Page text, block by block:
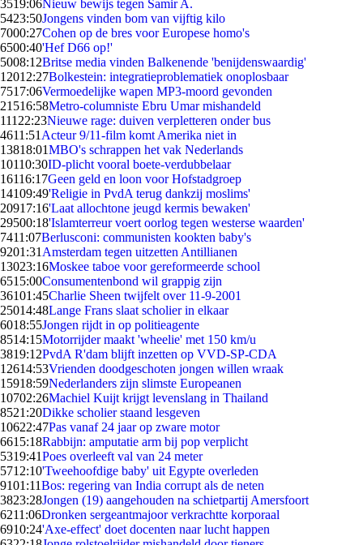
3519:06Nieuw bewijs tegen Samir A.
5423:50Jongens vinden bom van vijftig kilo
7000:27Cohen op de bres voor Europese homo's
6500:40'Hef D66 op!'
5008:12Britse media vinden Balkenende 'benijdenswaardig'
12012:27Bolkestein: integratieproblematiek onoplosbaar
7517:06Vermoedelijke wapen MP3-moord gevonden
21516:58Metro-columniste Ebru Umar mishandeld
111 22:23Nieuwe rage: duiven verpletteren onder bus
4611:51 Acteur 9/11-film komt Amerika niet in
13818:01MBO's schrappen het vak Nederlands
10110:30ID-plicht vooral boete-verdubbelaar
16116:17Geen geld en loon voor Hofstadgroep
14109:49'Religie in PvdA terug dankzij moslims'
20917:16'Laat allochtone jeugd kermis bewaken'
29500:18'Islamterreur voert oorlog tegen westerse waarden'
7411:07Berlusconi: communisten kookten baby's
9201:31 Amsterdam tegen uitzetten Antillianen
13023:16Moskee taboe voor gereformeerde school
6515:00Consumentenbond wil grappig zijn
36101:45Charlie Sheen twijfelt over 11-9-2001
25014:48Lange Frans slaat scholier in elkaar
6018:55Jongen rijdt in op politieagente
8514:15Motorrijder maakt 'wheelie' met 150 km/u
3819:12PvdA R'dam blijft inzetten op VVD-SP-CDA
12614:53Vrienden doodgeschoten jongen willen wraak
15918:59Nederlanders zijn slimste Europeanen
10702:26Machiel Kuijt krijgt levenslang in Thailand
8521:20Dikke scholier staand lesgeven
10622:47Pas vanaf 24 jaar op zware motor
6615:18Rabbijn: amputatie arm bij pop verplicht
5319:41Poes overleeft val van 24 meter
5712:10'Tweehoofdige baby' uit Egypte overleden
9101:11Bos: regering van India corrupt als de neten
3823:28Jongen (19) aangehouden na schietpartij Amersfoort
6211:06Dronken sergeantmajoor verkrachtte korporaal
6910:24'Axe-effect' doet docenten naar lucht happen